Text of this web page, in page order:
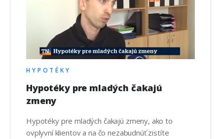
HYPOTÉKY
Hypotéky pre mladých čakajú
zmeny
Hypotéky pre mladých čakajú zmeny, ako to
ovplyvní klientov a na čo nezabudnúť zistíte